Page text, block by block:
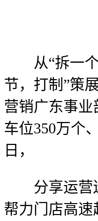
从“拆一个
节，打制”策
营销广东事
车位350万个
日，
分享运营迷
帮力门店高速